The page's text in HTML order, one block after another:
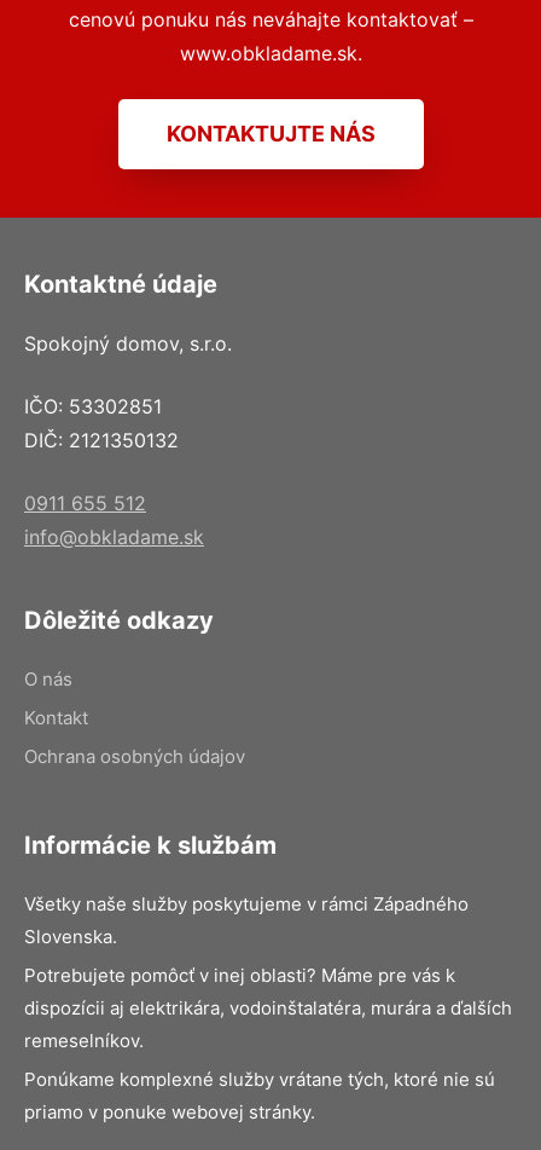
cenovú ponuku nás neváhajte kontaktovať –
www.obkladame.sk.
KONTAKTUJTE NÁS
Kontaktné údaje
Spokojný domov, s.r.o.
IČO: 53302851
DIČ: 2121350132
0911 655 512
info@obkladame.sk
Dôležité odkazy
O nás
Kontakt
Ochrana osobných údajov
Informácie k službám
Všetky naše služby poskytujeme v rámci Západného
Slovenska.
Potrebujete pomôcť v inej oblasti? Máme pre vás k
dispozícii aj elektrikára, vodoinštalatéra, murára a ďalších
remeselníkov.
Ponúkame komplexné služby vrátane tých, ktoré nie sú
priamo v ponuke webovej stránky.